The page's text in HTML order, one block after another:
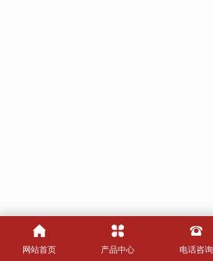
网站首页 产品中心 电话咨询